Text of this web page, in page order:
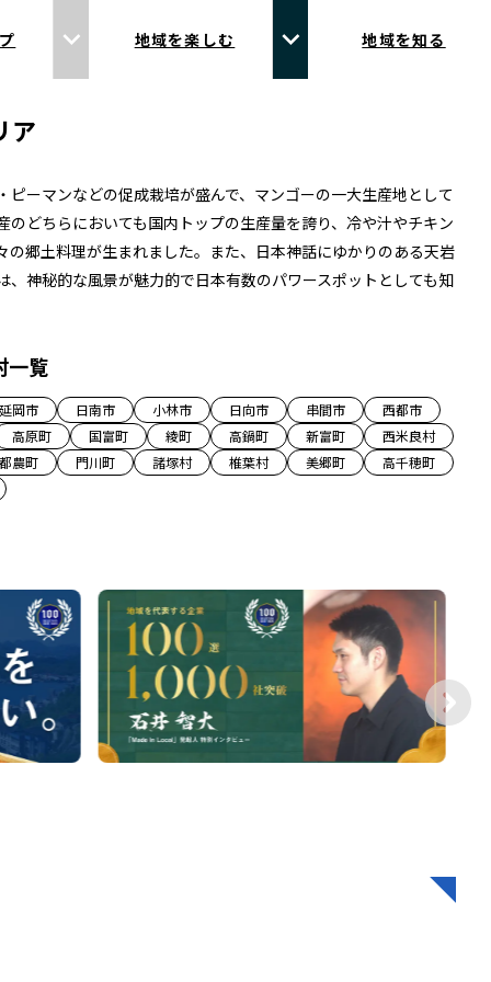
地域を楽しむ 地域を知る
ア
ピーマンなどの促成栽培が盛んで、マンゴーの一大生産地として
のどちらにおいても国内トップの生産量を誇り、冷や汁やチキン
の郷土料理が生まれました。また、日本神話にゆかりのある天岩
、神秘的な風景が魅力的で日本有数のパワースポットとしても知
一覧
岡市 日南市 小林市 日向市 串間市
西都市
高原町
国富町 綾町 高鍋町 新富町
西米良村
農町
門川町 諸塚村 椎葉村 美郷町 高千穂町